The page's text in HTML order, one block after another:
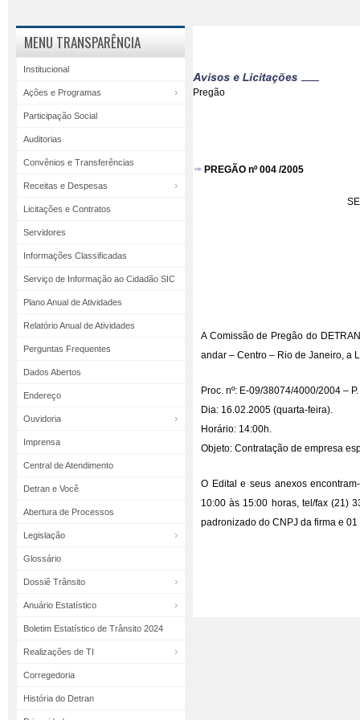
MENU TRANSPARÊNCIA
Institucional
Ações e Programas
Participação Social
Auditorias
Convênios e Transferências
Receitas e Despesas
Licitações e Contratos
Servidores
Informações Classificadas
Serviço de Informação ao Cidadão SIC
Plano Anual de Atividades
Relatório Anual de Atividades
Perguntas Frequentes
Dados Abertos
Endereço
Ouvidoria
Imprensa
Central de Atendimento
Detran e Você
Abertura de Processos
Legislação
Glossário
Dossiê Trânsito
Anuário Estatístico
Boletim Estatístico de Trânsito 2024
Realizações de TI
Corregedoria
História do Detran
Pregão
PREGÃO nº 004 /2005
A Comissão de Pregão do
andar – Centro – Rio de Janeiro, a
Proc. nº: E-09/38074/4000/2004 –
Dia: 16.02.2005 (quarta-feira).
Horário: 14:00h.
Objeto: Contratação de empresa
O Edital e seus anexos
10:00 às 15:00 horas, tel/fax (21)
padronizado do CNPJ da firma e